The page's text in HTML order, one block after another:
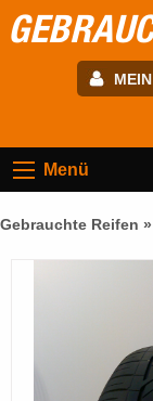
Passwort:
Menü
Gebrauchte Reifen »